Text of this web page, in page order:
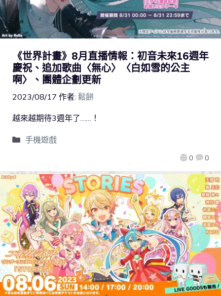
《世界計畫》8月直播情報：初音未來16週年
慶祝、追加歌曲〈無心〉〈白如雪的公主
啊〉、團體企劃更新
2023/08/17 作者: 鬆餅
0 0
越來越期待3週年了……！
手機遊戲